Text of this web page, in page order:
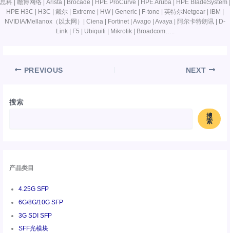
搜索
搜
索
产品类目
4.25G SFP
6G/8G/10G SFP
3G SDI SFP
SFF光模块
思科 | 瞻博网络 | Arista | Brocade | HPE ProCurve | HPE Aruba | HPE BladeSystem |
HPE H3C | H3C | 戴尔 | Extreme | HW | Generic | F-tone | 英特尔Netgear | IBM |
NVIDIA/Mellanox（以太网）| Ciena | Fortinet | Avago | Avaya | 阿尔卡特朗讯 | D-
Link | F5 | Ubiquiti | Mikrotik | Broadcom…..
PREVIOUS NEXT